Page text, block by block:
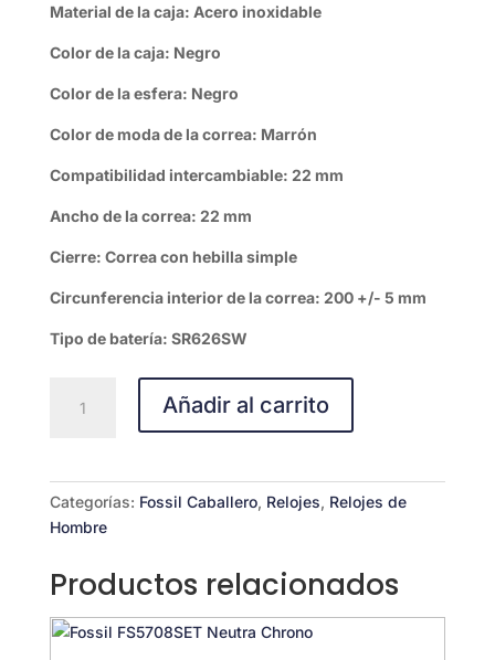
Material de la caja: Acero inoxidable
Color de la caja: Negro
Color de la esfera: Negro
Color de moda de la correa: Marrón
Compatibilidad intercambiable: 22 mm
Ancho de la correa: 22 mm
Cierre: Correa con hebilla simple
Circunferencia interior de la correa: 200 +/- 5 mm
Tipo de batería: SR626SW
Copeland
Añadir al carrito
Categorías: Fossil Caballero, Relojes, Relojes de
Hombre
Productos relacionados